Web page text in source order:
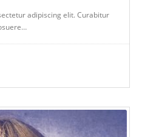
adipiscing elit. Curabitur